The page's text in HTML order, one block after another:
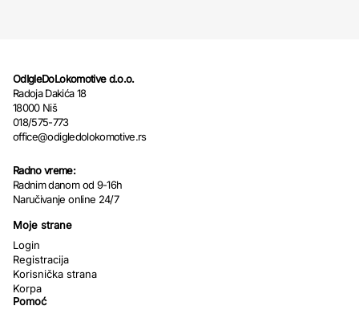
OdIgleDoLokomotive d.o.o.
Radoja Dakića 18
18000 Niš
018/575-773
office@odigledolokomotive.rs
Radno vreme:
Radnim danom od 9-16h
Naručivanje online 24/7
Moje strane
Login
Registracija
Korisnička strana
Korpa
Pomoć